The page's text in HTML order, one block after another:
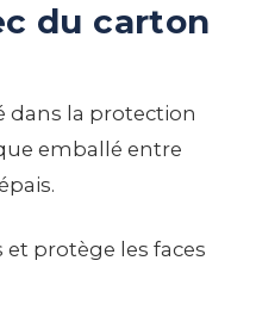
du carton
dans la protection
emballé entre
et protège les faces